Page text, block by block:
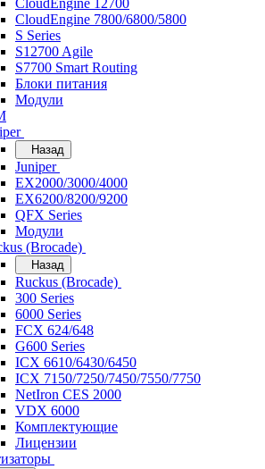
CloudEngine 12700
CloudEngine 7800/6800/5800
S Series
S12700 Agile
S7700 Smart Routing
Блоки питания
Модули
Назад
Juniper
EX2000/3000/4000
EX6200/8200/9200
QFX Series
Модули
(Brocade)
Назад
Ruckus (Brocade)
300 Series
6000 Series
FCX 624/648
G600 Series
ICX 6610/6430/6450
ICX 7150/7250/7450/7550/7750
NetIron CES 2000
VDX 6000
Комплектующие
Лицензии